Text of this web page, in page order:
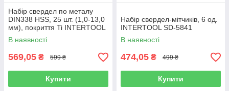
Набір свердел по металу
DIN338 HSS, 25 шт. (1,0-13,0
мм), покриття Ti INTERTOOL
SD-0025
В наявності
569,05 ₴ 599 ₴
Купити
Набір свердел-мітчиків, 6 од.
INTERTOOL SD-5841
В наявності
474,05 ₴ 499 ₴
Купити